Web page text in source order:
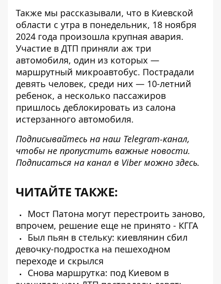
Также мы рассказывали, что в Киевской
области с утра в понедельник, 18 ноября
2024 года произошла крупная авария.
Участие в ДТП приняли аж три
автомобиля, один из которых —
маршрутный микроавтобус. Пострадали
девять человек, среди них — 10-летний
ребенок, а несколько пассажиров
пришлось деблокировать из салона
истерзанного автомобиля.
Подписывайтесь на наш Telegram-канал,
чтобы не пропустить важные новости.
Подписаться на канал в Viber можно здесь.
ЧИТАЙТЕ ТАКЖЕ:
Мост Патона могут перестроить заново,
впрочем, решение еще не принято - КГГА
Был пьян в стельку: киевлянин сбил
девочку-подростка на пешеходном
переходе и скрылся
Снова маршрутка: под Киевом в